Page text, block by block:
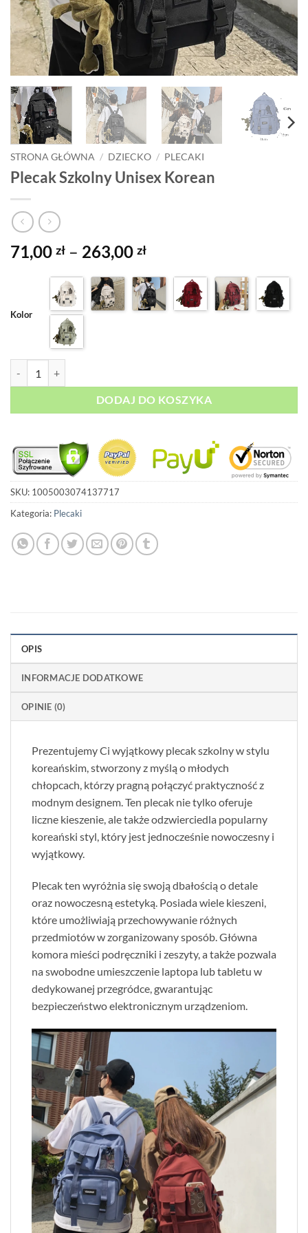
STRONA GŁÓWNA / DZIECKO / PLECAKI
Plecak Szkolny Unisex Korean
71,00 zł – 263,00 złZakres
od
71,00 zł
do
Kolor
DODAJ DO KOSZYKA
SKU: 1005003074137717
Kategoria: Plecaki
OPIS
INFORMACJE DODATKOWE
OPINIE (0)
Prezentujemy Ci wyjątkowy plecak szkolny w stylu
koreańskim, stworzony z myślą o młodych
chłopcach, którzy pragną połączyć praktyczność z
modnym designem. Ten plecak nie tylko oferuje
liczne kieszenie, ale także odzwierciedla popularny
koreański styl, który jest jednocześnie nowoczesny i
wyjątkowy.
Plecak ten wyróżnia się swoją dbałością o detale
oraz nowoczesną estetyką. Posiada wiele kieszeni,
które umożliwiają przechowywanie różnych
przedmiotów w zorganizowany sposób. Główna
komora mieści podręczniki i zeszyty, a także pozwala
na swobodne umieszczenie laptopa lub tabletu w
dedykowanej przegródce, gwarantując
bezpieczeństwo elektronicznym urządzeniom.